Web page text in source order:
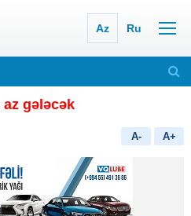
Az Ru
az gələcək
A- A+